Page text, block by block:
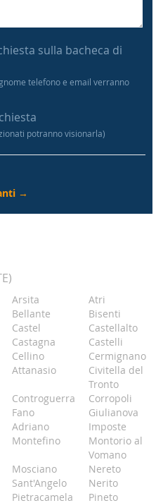
sulla bacheca di
telefono e email verranno
potranno visionarla)
Arsita
Atri
Bellante
Bisenti
Castel
Castagna
Castellalto
Castelli
Cellino
Attanasio
Cermignano
Civitella del
Tronto
Controguerra
Corropoli
Fano
Adriano
Giulianova
Imposte
Montefino
Montorio al
Vomano
Mosciano
Sant'Angelo
Nereto
Nerito
Pietracamela Pineto